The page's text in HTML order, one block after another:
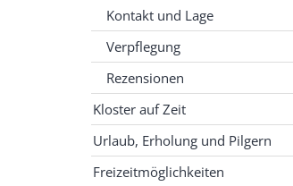
Kontakt und Lage
Verpflegung
Rezensionen
Kloster auf Zeit
Urlaub, Erholung und Pilgern
Freizeitmöglichkeiten